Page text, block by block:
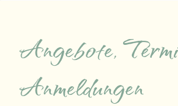
Angebote,
Anmeldungen